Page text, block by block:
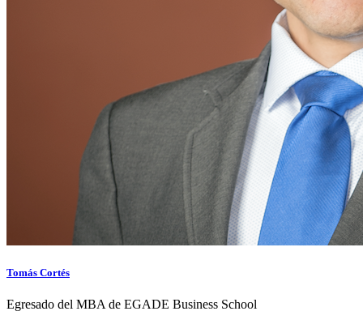
Tomás Cortés
Egresado del MBA de EGADE Business School